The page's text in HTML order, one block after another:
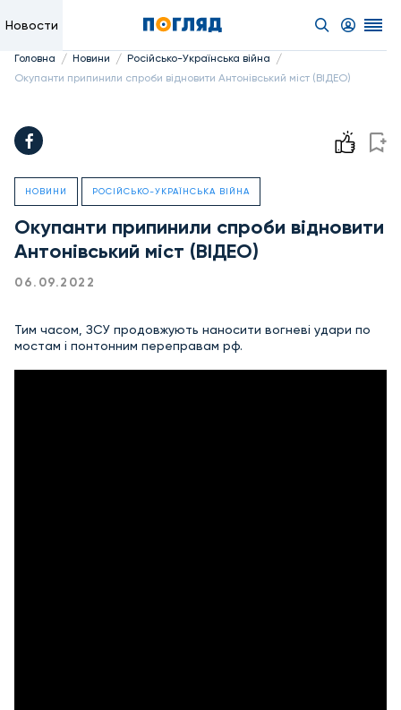
Новости
Головна / Новини / Російсько-Українська війна /
Окупанти припинили спроби відновити Антонівський міст (ВІДЕО)
НОВИНИ РОСІЙСЬКО-УКРАЇНСЬКА ВІЙНА
Окупанти припинили спроби відновити
Антонівський міст (ВІДЕО)
06.09.2022
Тим часом, ЗСУ продовжують наносити вогневі удари по
мостам і понтонним переправам рф.